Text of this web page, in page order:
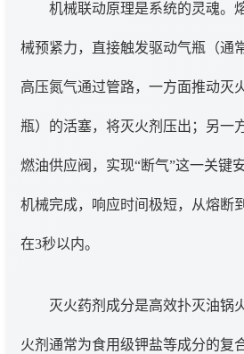
机械联动原理是系统的灵魂。
械预紧力，直接触发驱动气瓶（通
高压氮气通过管路，一方面推动灭
瓶）的活塞，将灭火剂压出；另一
燃油供应阀，实现“断气”这一关键
机械完成，响应时间极短，从熔断
在3秒以内。
灭火药剂成分是高效扑灭油锅
火剂通常为食用级钾盐等成分的复